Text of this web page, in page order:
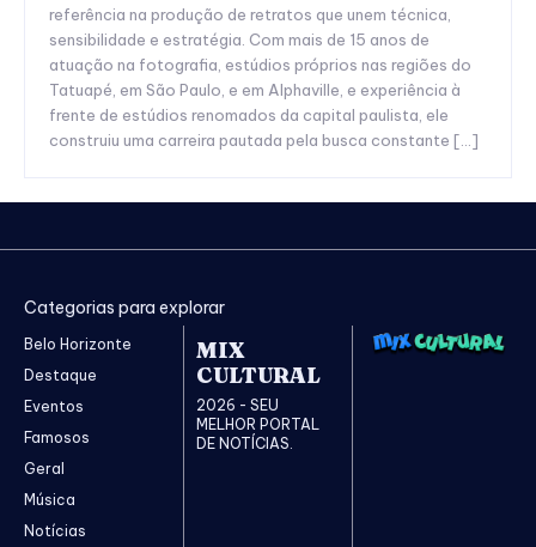
referência na produção de retratos que unem técnica,
sensibilidade e estratégia. Com mais de 15 anos de
atuação na fotografia, estúdios próprios nas regiões do
Tatuapé, em São Paulo, e em Alphaville, e experiência à
frente de estúdios renomados da capital paulista, ele
construiu uma carreira pautada pela busca constante […]
Categorias para explorar
Belo Horizonte
Destaque
Eventos
Famosos
Geral
Música
Notícias
MIX
CULTURAL
2026 - SEU
MELHOR PORTAL
DE NOTÍCIAS.